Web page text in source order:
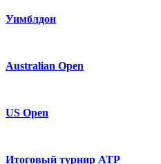
Уимблдон
Australian Open
US Open
Итоговый турнир ATP